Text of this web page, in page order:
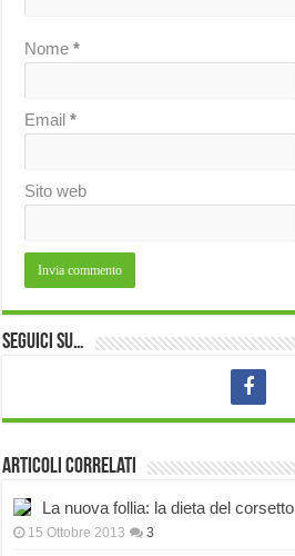
Nome*
Email*
Sito web
Seguici su…
Articoli correlati
La nuova follia: la dieta del corsetto
15 Ottobre 2013 3